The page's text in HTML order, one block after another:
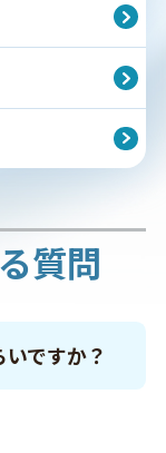
質問
ですか？